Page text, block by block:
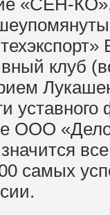
«СЕН-
клуб
ООО
значится
самых